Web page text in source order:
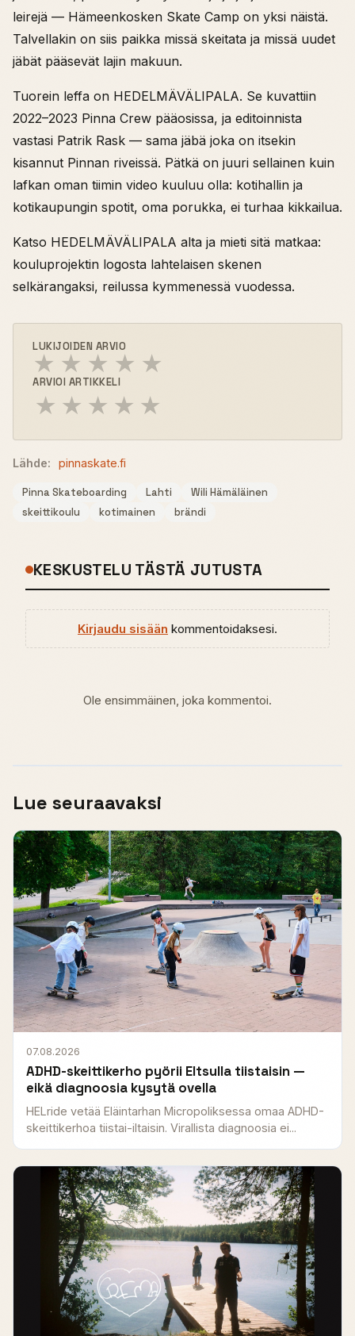
leirejä — Hämeenkosken Skate Camp on yksi näistä.
Talvellakin on siis paikka missä skeitata ja missä uudet
jäbät pääsevät lajin makuun.
Tuorein leffa on HEDELMÄVÄLIPALA. Se kuvattiin
2022–2023 Pinna Crew pääosissa, ja editoinnista
vastasi Patrik Rask — sama jäbä joka on itsekin
kisannut Pinnan riveissä. Pätkä on juuri sellainen kuin
lafkan oman tiimin video kuuluu olla: kotihallin ja
kotikaupungin spotit, oma porukka, ei turhaa kikkailua.
Katso HEDELMÄVÄLIPALA alta ja mieti sitä matkaa:
kouluprojektin logosta lahtelaisen skenen
selkärangaksi, reilussa kymmenessä vuodessa.
LUKIJOIDEN ARVIO
★ ★ ★ ★ ★
ARVIOI ARTIKKELI
★ ★ ★ ★ ★
Lähde: pinnaskate.fi
Pinna Skateboarding Lahti
Wili Hämäläinen
skeittikoulu
kotimainen brändi
KESKUSTELU TÄSTÄ JUTUSTA
Kirjaudu sisään kommentoidaksesi.
Ole ensimmäinen, joka kommentoi.
Lue seuraavaksi
07.08.2026
ADHD-skeittikerho pyörii Eltsulla tiistaisin —
eikä diagnoosia kysytä ovella
HELride vetää Eläintarhan Micropoliksessa omaa ADHD-
skeittikerhoa tiistai-iltaisin. Virallista diagnoosia ei...